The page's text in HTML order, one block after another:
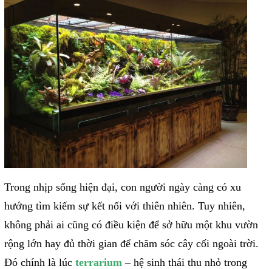
Trong nhịp sống hiện đại, con người ngày càng có xu
hướng tìm kiếm sự kết nối với thiên nhiên. Tuy nhiên,
không phải ai cũng có điều kiện để sở hữu một khu vườn
rộng lớn hay đủ thời gian để chăm sóc cây cối ngoài trời.
Đó chính là lúc terrarium – hệ sinh thái thu nhỏ trong